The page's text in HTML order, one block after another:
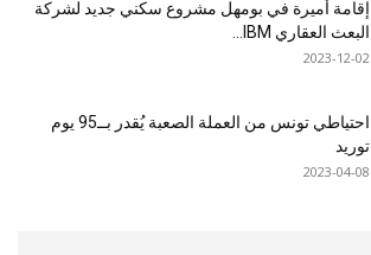
إقامة أميرة في بومهل مشروع سكني جديد لشركة
البعث العقاري IBM...
2023-12-02
احتياطي تونس من العملة الصعبة يُقدر بــ95 يوم
توريد
2023-04-08